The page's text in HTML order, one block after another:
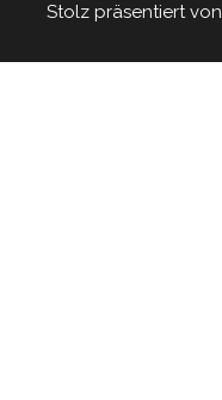
Stolz präsentiert von